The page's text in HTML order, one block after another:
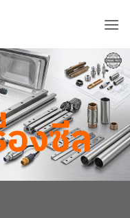
องซีล